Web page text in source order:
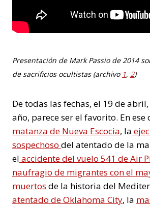
Presentación de Mark Passio de 2014
de sacrificios ocultistas (archivo 1, 2)
De todas las fechas, el 19 de
año, parece ser el favorito. En ese
matanza de Nueva Escocia, la
sospechoso del atentado de la
el accidente del vuelo 541 de Air
naufragio de migrantes con el
muertos de la historia del
atentado de Oklahoma City, la